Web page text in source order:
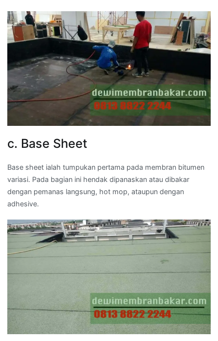
c. Base Sheet
Base sheet ialah tumpukan pertama pada membran bitumen
variasi. Pada bagian ini hendak dipanaskan atau dibakar
dengan pemanas langsung, hot mop, ataupun dengan
adhesive.